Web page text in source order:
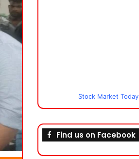
Stock Market Today
Find us on Facebook